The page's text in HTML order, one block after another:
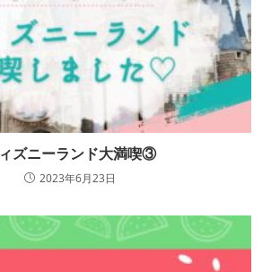
ズニーランド大満喫③
2023年6月23日